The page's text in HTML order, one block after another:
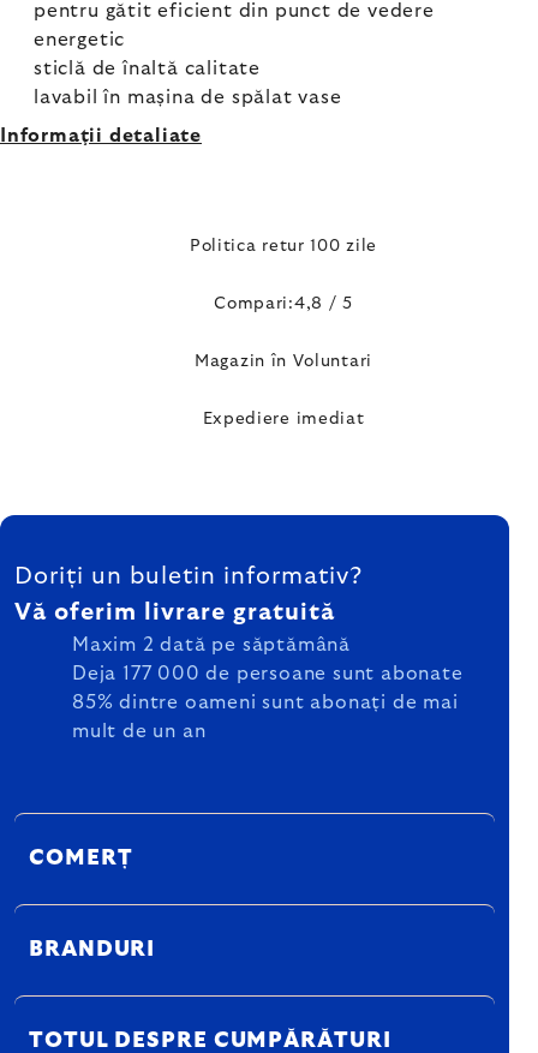
pentru gătit eficient din punct de vedere
energetic
sticlă de înaltă calitate
lavabil în mașina de spălat vase
Informaţii detaliate
Politica retur 100 zile
Compari:4,8 / 5
Magazin în Voluntari
Expediere imediat
SUBSOL
Doriți un buletin informativ?
Vă oferim livrare gratuită
Maxim 2 dată pe săptămână
Deja 177 000 de persoane sunt abonate
85% dintre oameni sunt abonați de mai
mult de un an
COMERȚ
BRANDURI
TOTUL DESPRE CUMPĂRĂTURI